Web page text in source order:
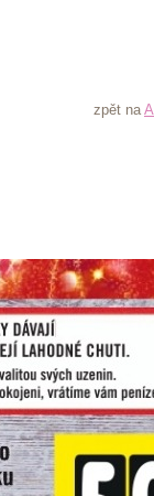
zpět na